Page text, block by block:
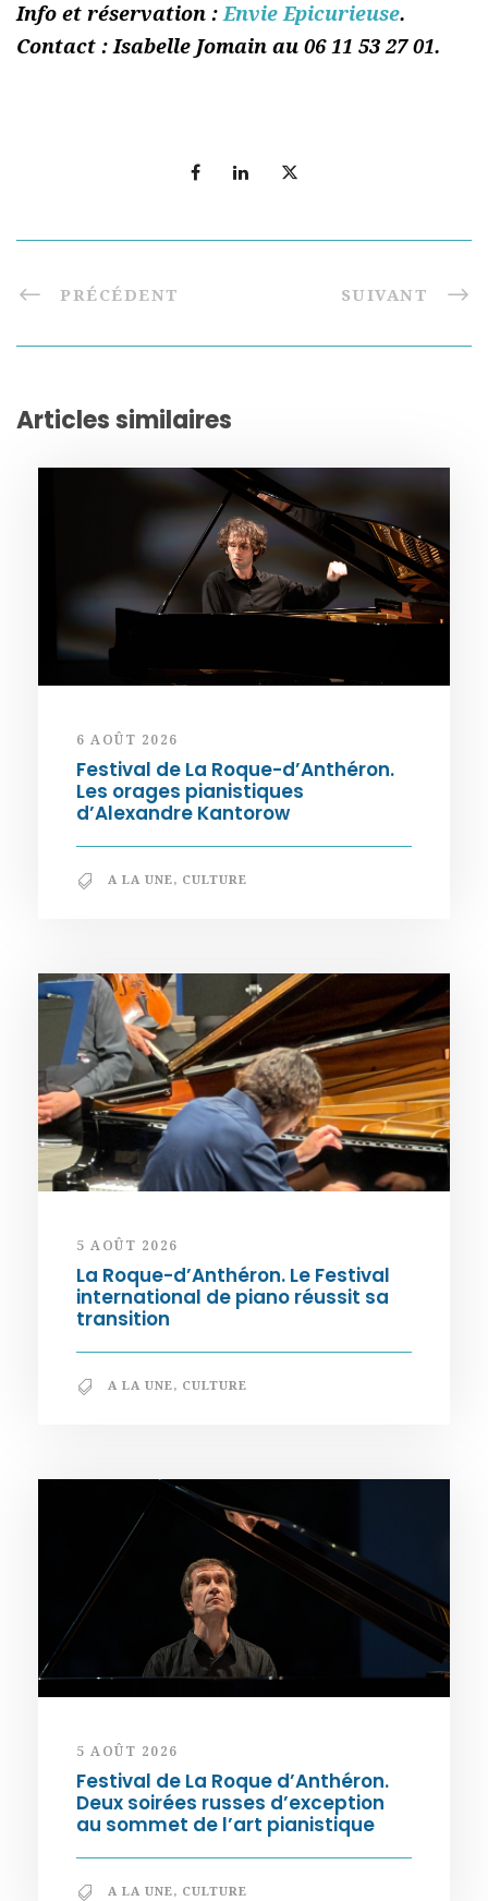
Info et réservation :Envie Epicurieuse.
Contact : Isabelle Jomain au 06 11 53 27 01.
PRÉCÉDENT SUIVANT
Articles similaires
6 AOÛT 2026
Festival de La Roque-d’Anthéron.
Les orages pianistiques
d’Alexandre Kantorow
A LA UNE, CULTURE
5 AOÛT 2026
La Roque-d’Anthéron. Le Festival
international de piano réussit sa
transition
A LA UNE, CULTURE
5 AOÛT 2026
Festival de La Roque d’Anthéron.
Deux soirées russes d’exception
au sommet de l’art pianistique
A LA UNE, CULTURE